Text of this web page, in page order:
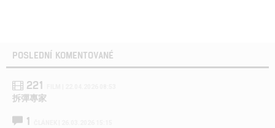
POSLEDNÍ KOMENTOVANÉ
221
拆彈專家
1